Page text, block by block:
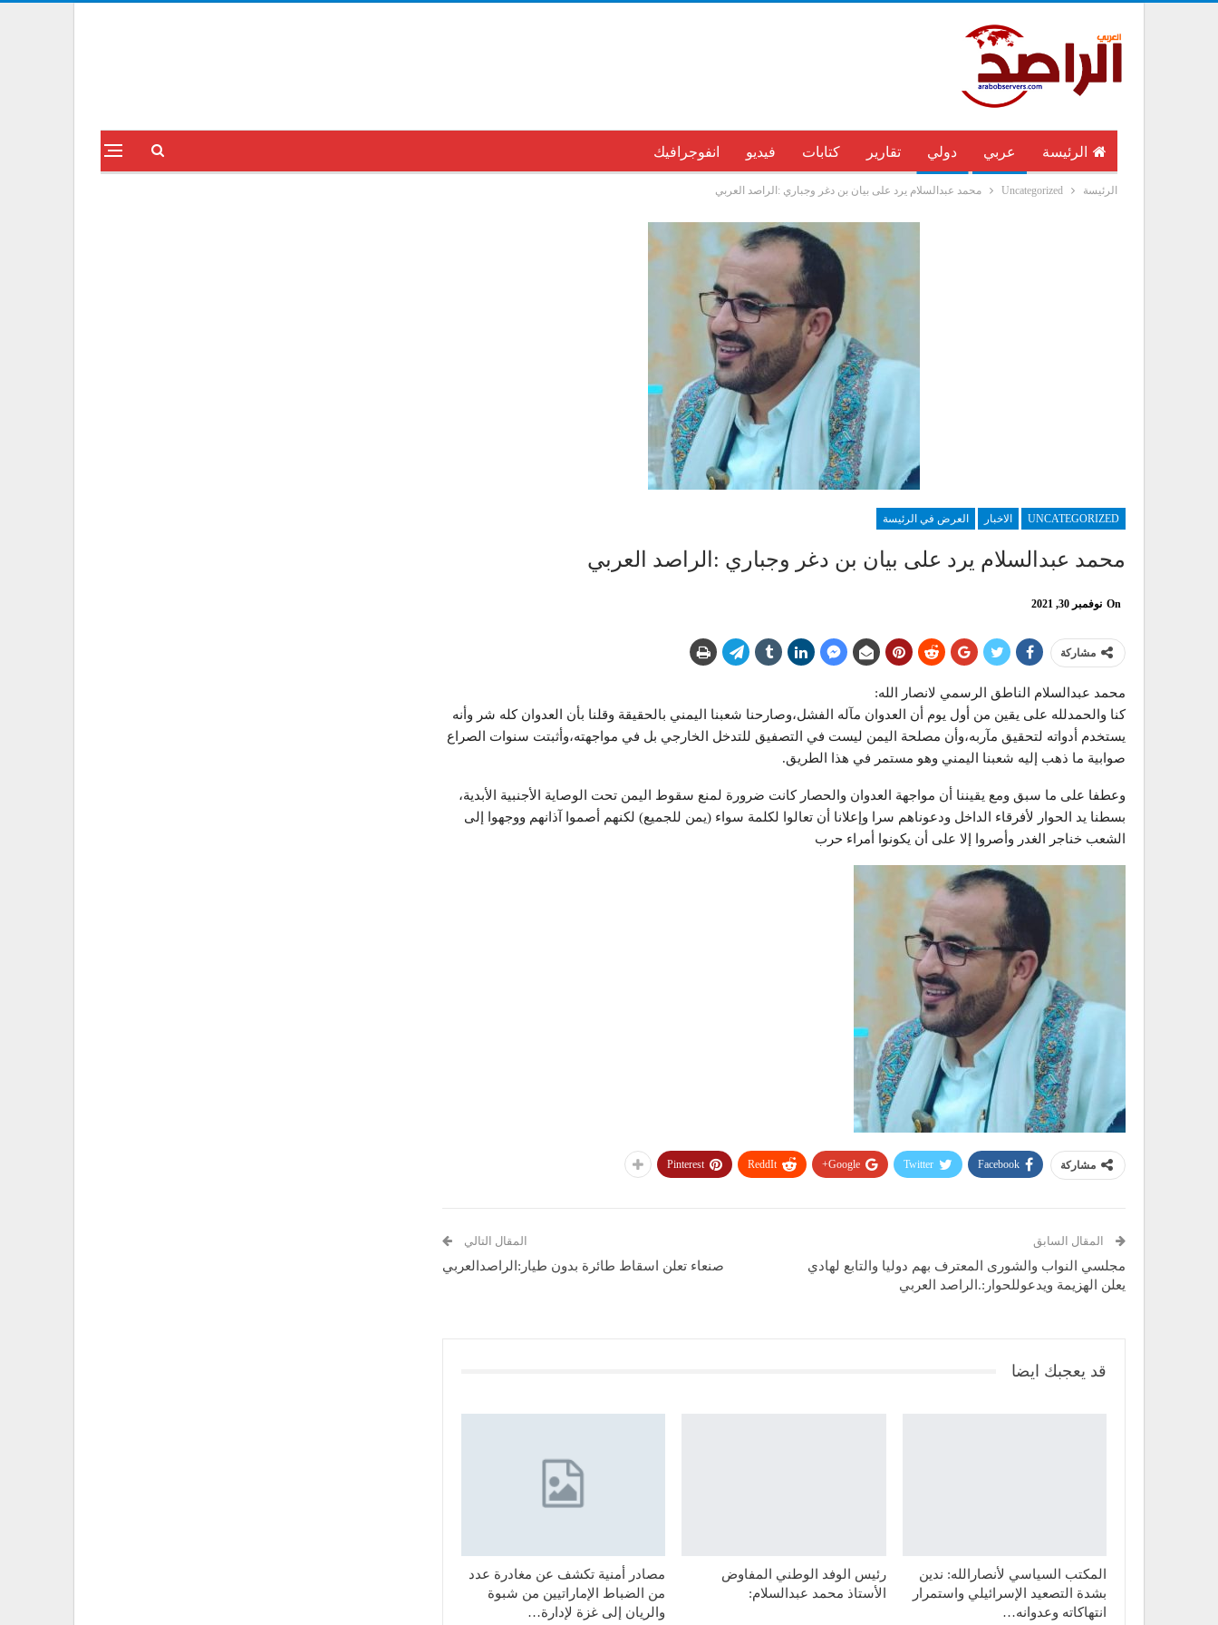
الرئيسة عربي دولي تقارير كتابات فيديو انفوجرافيك
الرئيسة Uncategorized محمد عبدالسلام يرد على بيان بن دغر وجباري :الراصد العربي
UNCATEGORIZED الاخبار العرض في الرئيسة
محمد عبدالسلام يرد على بيان بن دغر وجباري :الراصد العربي
On نوفمبر 30, 2021
مشاركة
محمد عبدالسلام الناطق الرسمي لانصار الله:
كنا والحمدلله على يقين من أول يوم أن العدوان مآله الفشل،وصارحنا شعبنا اليمني بالحقيقة وقلنا بأن العدوان كله شر وأنه
يستخدم أدواته لتحقيق مآربه،وأن مصلحة اليمن ليست في التصفيق للتدخل الخارجي بل في مواجهته،وأثبتت سنوات الصراع
صوابية ما ذهب إليه شعبنا اليمني وهو مستمر في هذا الطريق.
وعطفا على ما سبق ومع يقيننا أن مواجهة العدوان والحصار كانت ضرورة لمنع سقوط اليمن تحت الوصاية الأجنبية الأبدية،
بسطنا يد الحوار لأفرقاء الداخل ودعوناهم سرا وإعلانا أن تعالوا لكلمة سواء (يمن للجميع) لكنهم أصموا آذانهم ووجهوا إلى
الشعب خناجر الغدر وأصروا إلا على أن يكونوا أمراء حرب
مشاركة Facebook
Twitter
Google+
ReddIt
Pinterest
المقال السابق
مجلسي النواب والشورى المعترف بهم دوليا والتابع لهادي
يعلن الهزيمة ويدعوللحوار:.الراصد العربي
المقال التالي
صنعاء تعلن اسقاط طائرة بدون طيار:الراصدالعربي
قد يعجبك ايضا
المكتب السياسي لأنصارالله: ندين
بشدة التصعيد الإسرائيلي واستمرار
انتهاكاته وعدوانه…
رئيس الوفد الوطني المفاوض
الأستاذ محمد عبدالسلام:
مصادر أمنية تكشف عن مغادرة عدد
من الضباط الإماراتيين من شبوة
والريان إلى غزة لإدارة…